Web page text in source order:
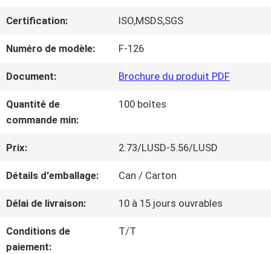
VISITE
D'USINE
CONTRÔLE
DE
LA
QUALITÉ
Certification: ISO,MSDS,SGS
Numéro de modèle: F-126
Document: Brochure du produit PDF
Quantité de
commande min:
100 boîtes
Prix: 2.73/LUSD-5.56/LUSD
Détails d'emballage: Can / Carton
Délai de livraison: 10 à 15 jours ouvrables
Conditions de
paiement:
T/T